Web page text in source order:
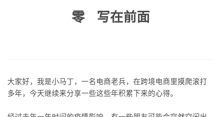
零 写在前面
大家好，我是小马丁，一名电商老兵，在跨境电商里摸爬滚打
多年，今天继续来分享一些这些年积累下来的心得。